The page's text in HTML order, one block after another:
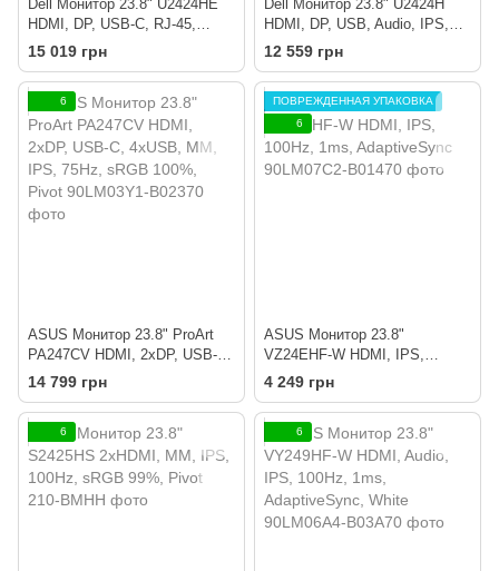
Dell Монитор 23.8" U2424HE
HDMI, DP, USB-C, RJ-45,
Audio, IPS, 120Hz, sRGB
100%, Pivot
15 019 грн
Dell Монитор 23.8" U2424H
HDMI, DP, USB, Audio, IPS,
120Hz, sRGB 100%, Pivot
12 559 грн
6
ASUS Монитор 23.8" ProArt
PA247CV HDMI, 2xDP, USB-C,
4xUSB, MM, IPS, 75Hz, sRGB
100%, Pivot
14 799 грн
ПОВРЕЖДЕННАЯ УПАКОВКА
6
ASUS Монитор 23.8"
VZ24EHF-W HDMI, IPS,
100Hz, 1ms, AdaptiveSync
4 249 грн
6 6